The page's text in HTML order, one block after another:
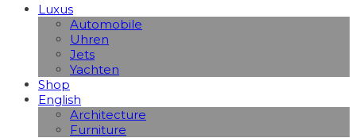
Luxus
Automobile
Uhren
Jets
Yachten
Shop
English
Architecture
Furniture